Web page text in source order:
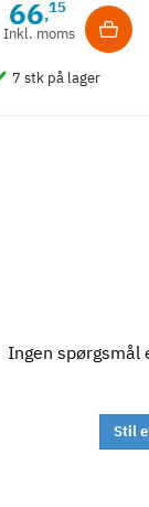
Guldfarvet
66,15
Inkl. moms
7 stk på lager
Ingen spørgsmål
Stil